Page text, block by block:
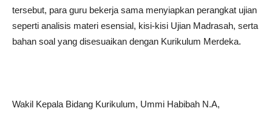
tersebut, para guru bekerja sama menyiapkan perangkat ujian
seperti analisis materi esensial, kisi-kisi Ujian Madrasah, serta
bahan soal yang disesuaikan dengan Kurikulum Merdeka.
Wakil Kepala Bidang Kurikulum, Ummi Habibah N.A,